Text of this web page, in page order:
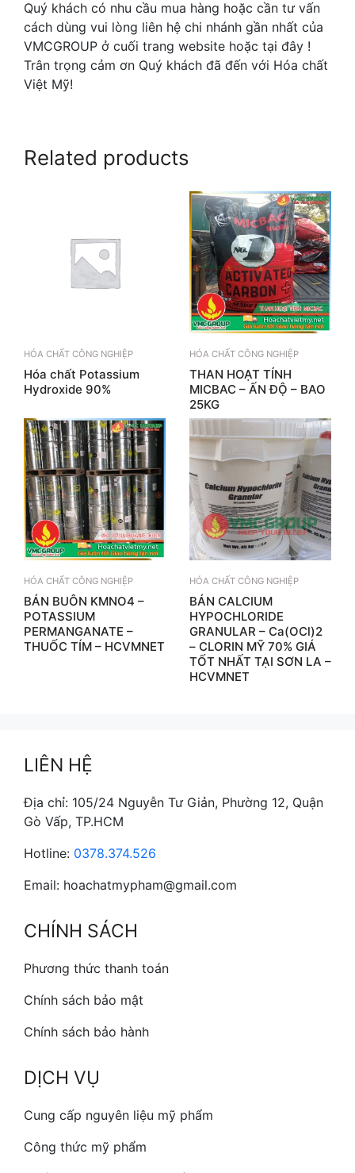
Quý khách có nhu cầu mua hàng hoặc cần tư vấn
cách dùng vui lòng liên hệ chi nhánh gần nhất của
VMCGROUP ở cuối trang website hoặc tại đây !
Trân trọng cảm ơn Quý khách đã đến với Hóa chất
Việt Mỹ!
Related products
HÓA CHẤT CÔNG NGHIỆP
Hóa chất Potassium
Hydroxide 90%
HÓA CHẤT CÔNG NGHIỆP
THAN HOẠT TÍNH
MICBAC – ẤN ĐỘ – BAO
25KG
HÓA CHẤT CÔNG NGHIỆP
BÁN BUÔN KMNO4 –
POTASSIUM
PERMANGANATE –
THUỐC TÍM – HCVMNET
HÓA CHẤT CÔNG NGHIỆP
BÁN CALCIUM
HYPOCHLORIDE
GRANULAR – Ca(OCl)2
– CLORIN MỸ 70% GIÁ
TỐT NHẤT TẠI SƠN LA –
HCVMNET
LIÊN HỆ
Địa chỉ: 105/24 Nguyễn Tư Giản, Phường 12, Quận
Gò Vấp, TP.HCM
Hotline: 0378.374.526
Email: hoachatmypham@gmail.com
CHÍNH SÁCH
Phương thức thanh toán
Chính sách bảo mật
Chính sách bảo hành
DỊCH VỤ
Cung cấp nguyên liệu mỹ phẩm
Công thức mỹ phẩm